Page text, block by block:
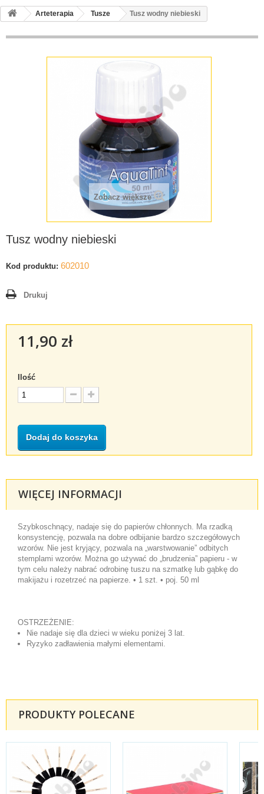
Arteterapia Tusze Tusz wodny niebieski
Zobacz większe
Tusz wodny niebieski
Kod produktu: 602010
Drukuj
11,90 zł
Ilość
Dodaj do koszyka
WIĘCEJ INFORMACJI
Szybkoschnący, nadaje się do papierów chłonnych. Ma rzadką
konsystencję, pozwala na dobre odbijanie bardzo szczegółowych
wzorów. Nie jest kryjący, pozwala na „warstwowanie” odbitych
stemplami wzorów. Można go używać do „brudzenia” papieru - w
tym celu należy nabrać odrobinę tuszu na szmatkę lub gąbkę do
makijażu i rozetrzeć na papierze. • 1 szt. • poj. 50 ml
OSTRZEŻENIE:
Nie nadaje się dla dzieci w wieku poniżej 3 lat.
Ryzyko zadławienia małymi elementami.
PRODUKTY POLECANE